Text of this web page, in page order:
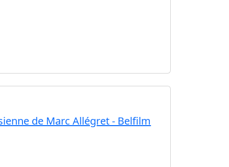
de Marc Allégret - Belfilm